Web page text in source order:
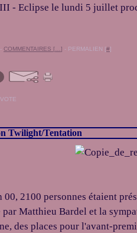
- Eclipse le lundi 5 juillet
COMMENTAIRES [ ] - PERMALIEN [#]
Twilight/Tentation
00, 2100 personnes étaient
Matthieu Bardel et la
des places pour l'avant-